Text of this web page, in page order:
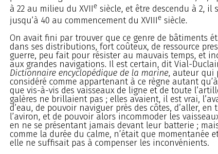
à 22 au milieu du XVIIe siècle, et être descendu à 2, il
jusqu’à 40 au commencement du XVIIIe siècle.
On avait fini par trouver que ce genre de bâtiments
dans ses distributions, fort coûteux, de ressource
guerre, peu fait pour résister au mauvais temps, et
aux grandes navigations. Il est certain, dit Vial-
Dictionnaire encyclopédique de la marine, auteur qui
considéré comme appartenant à ce règne autant
que vis-à-vis des vaisseaux de ligne et de toute
galères ne brillaient pas ; elles avaient, il est vrai,
d’eau, de pouvoir naviguer près des côtes, d’aller, en
l’aviron, et de pouvoir alors incommoder les
en ne se présentant jamais devant leur batterie ;
comme la durée du calme, n’était que momentanée
elle ne suffisait pas à compenser les inconvénients.